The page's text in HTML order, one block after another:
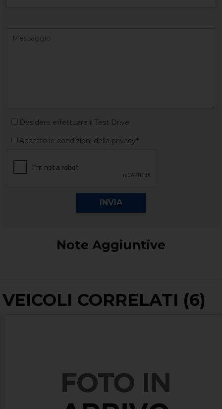
Desidero effettuare il Test Drive
Accetto le condizioni della privacy*
Note Aggiuntive
VEICOLI CORRELATI (6)